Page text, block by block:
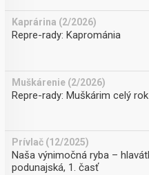
Kaprárina (2/2026)
Repre-rady: Kaprománia
Muškárenie (2/2026)
Repre-rady: Muškárim celý rok
Prívlač (12/2025)
Naša výnimočná ryba –
podunajská, 1. časť